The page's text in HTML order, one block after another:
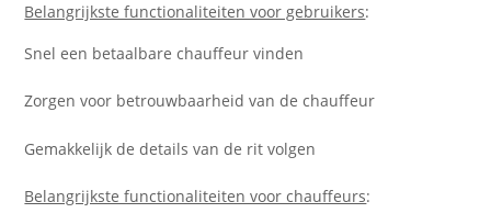
Belangrijkste functionaliteiten voor gebruikers:
Snel een betaalbare chauffeur vinden
Zorgen voor betrouwbaarheid van de chauffeur
Gemakkelijk de details van de rit volgen
Belangrijkste functionaliteiten voor chauffeurs: